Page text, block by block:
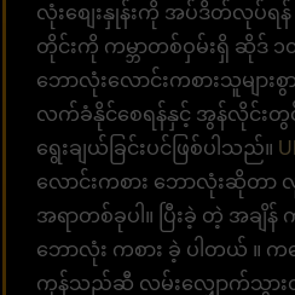
လုံးစျေးနှုန်းကို အပ်ဒိတ်လုပ်ရန်
တိုင်းကို ကမ္ဘာတစ်ဝှမ်းရှိ ဆိုဒ် ၁၀
ဘောလုံးလောင်းကစားသူများ
လက်ခံနိုင်စေရန်နှင့် အွန်လိုင်းတွ
ရွေးချယ်ခြင်းပင်ဖြစ်ပါသည်။
လောင်းကစား ဘောလုံးဆိုတာ
အရာတစ်ခုပါ။ ပြီးခဲ့ တဲ့ အချိန်
ဘောလုံး ကစား ခဲ့ ပါတယ် ။
ကုန်သည်ဆီ လမ်းလျှောက်သွာ